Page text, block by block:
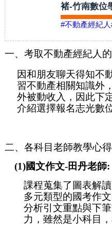
褚-竹南數位
#不動產經紀人
一、考取不動產經紀人
因和朋友聊天得知不
習不動產相關知識外
外被動收入，因此下
介紹選擇報名志光數
二、各科目老師教學心
(1)國文作文-田丹老師:
課程蒐集了圖表解
多元類型的國考作
分析引文重點與下
力，雖然是小科目